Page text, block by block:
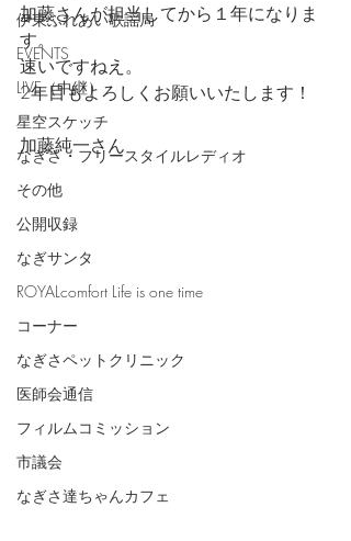
伊東ふれあい歌謡局
EVENTS
LIVE（中継）
星空スケッチ
なぎさ・フリースタイルレディオ
その他
公開収録
なぎサンタ
ROYALcomfort Life is one time
コーナー
なぎさペットクリニック
医師会通信
フィルムコミッション
市議会
なぎさ達ちゃんカフェ
加藤さんが担当してから１年になりま
す。
速いですねえ。
2年目もよろしくお願いいたします！
加藤純一さん